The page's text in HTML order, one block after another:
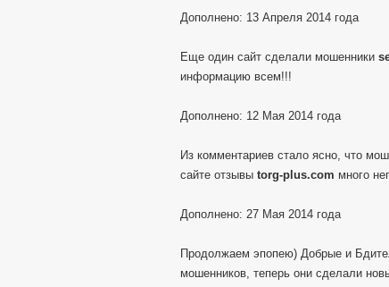
Дополнено: 13 Апреля 2014 года
Еще один сайт сделали мошенники
информацию всем!!!
Дополнено: 12 Мая 2014 года
Из комментариев стало ясно, что
сайте отзывы torg-plus.com много
Дополнено: 27 Мая 2014 года
Продолжаем эпопею) Добрые и
мошенников, теперь они сделали